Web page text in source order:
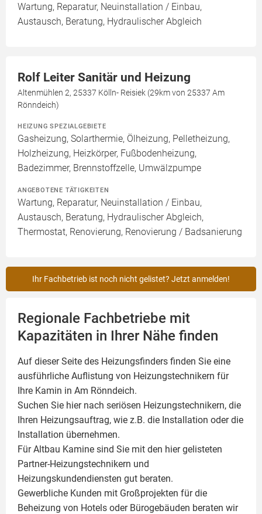
Wartung, Reparatur, Neuinstallation / Einbau,
Austausch, Beratung, Hydraulischer Abgleich
Rolf Leiter Sanitär und Heizung
Altenmühlen 2, 25337 Kölln- Reisiek (29km von 25337 Am
Rönndeich)
HEIZUNG SPEZIALGEBIETE
Gasheizung, Solarthermie, Ölheizung, Pelletheizung,
Holzheizung, Heizkörper, Fußbodenheizung,
Badezimmer, Brennstoffzelle, Umwälzpumpe
ANGEBOTENE TÄTIGKEITEN
Wartung, Reparatur, Neuinstallation / Einbau,
Austausch, Beratung, Hydraulischer Abgleich,
Thermostat, Renovierung, Renovierung / Badsanierung
Ihr Fachbetrieb ist noch nicht gelistet? Jetzt anmelden!
Regionale Fachbetriebe mit
Kapazitäten in Ihrer Nähe finden
Auf dieser Seite des Heizungsfinders finden Sie eine
ausführliche Auflistung von Heizungstechnikern für
Ihre Kamin in Am Rönndeich.
Suchen Sie hier nach seriösen Heizungstechnikern, die
Ihren Heizungsauftrag, wie z.B. die Installation oder die
Installation übernehmen.
Für Altbau Kamine sind Sie mit den hier gelisteten
Partner-Heizungstechnikern und
Heizungskundendiensten gut beraten.
Gewerbliche Kunden mit Großprojekten für die
Beheizung von Hotels oder Bürogebäuden beraten wir